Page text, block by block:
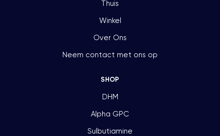
Thuis
Winkel
Over Ons
Neem contact met ons op
SHOP
DHM
Alpha GPC
Sulbutiamine